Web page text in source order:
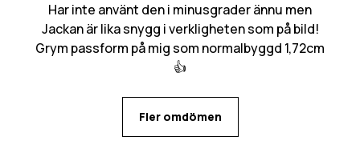
Har inte använt den i minusgrader ännu men
Jackan är lika snygg i verkligheten som på bild!
Grym passform på mig som normalbyggd 1,72cm
👍
Fler omdömen